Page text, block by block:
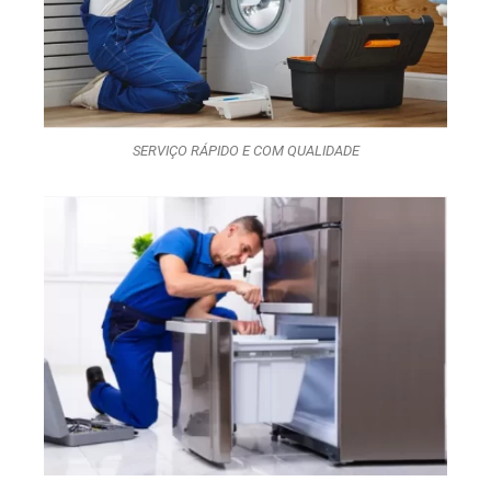
SERVIÇO RÁPIDO E COM QUALIDADE